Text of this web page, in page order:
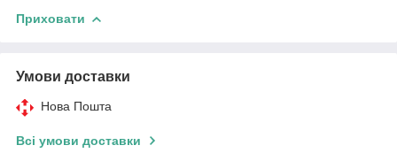
Приховати
Умови доставки
Нова Пошта
Всі умови доставки